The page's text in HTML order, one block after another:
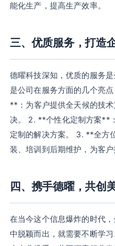
能化生产，提高生产效率。
三、优质服务，打造
德曜科技深知，优质的服务
是公司在服务方面的几个亮
**：为客户提供全天候的技
决。 2. **个性化定制方案**
定制的解决方案。 3. **全方
装、培训到后期维护，为客户
四、携手德曜，共创
在当今这个信息爆炸的时代
中脱颖而出，就需要不断学